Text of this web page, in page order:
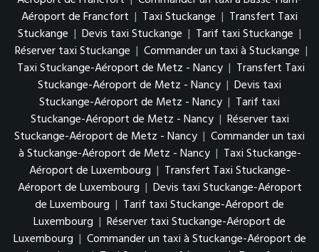
Aéroport de Francfort | Taxi Stuckange | Transfert Taxi
Stuckange | Devis taxi Stuckange | Tarif taxi Stuckange |
Réserver taxi Stuckange | Commander un taxi à Stuckange |
Taxi Stuckange-Aéroport de Metz - Nancy | Transfert Taxi
Stuckange-Aéroport de Metz - Nancy | Devis taxi
Stuckange-Aéroport de Metz - Nancy | Tarif taxi
Stuckange-Aéroport de Metz - Nancy | Réserver taxi
Stuckange-Aéroport de Metz - Nancy | Commander un taxi
à Stuckange-Aéroport de Metz - Nancy | Taxi Stuckange-
Aéroport de Luxembourg | Transfert Taxi Stuckange-
Aéroport de Luxembourg | Devis taxi Stuckange-Aéroport
de Luxembourg | Tarif taxi Stuckange-Aéroport de
Luxembourg | Réserver taxi Stuckange-Aéroport de
Luxembourg | Commander un taxi à Stuckange-Aéroport de